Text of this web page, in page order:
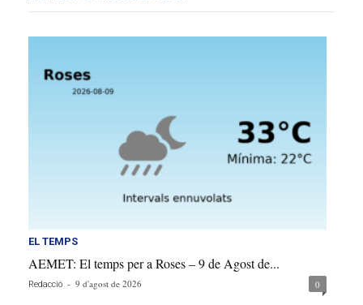
EL TEMPS
AEMET: El temps per a Roses – 9 de Agost de...
Redacció - 9 d'agost de 2026 0